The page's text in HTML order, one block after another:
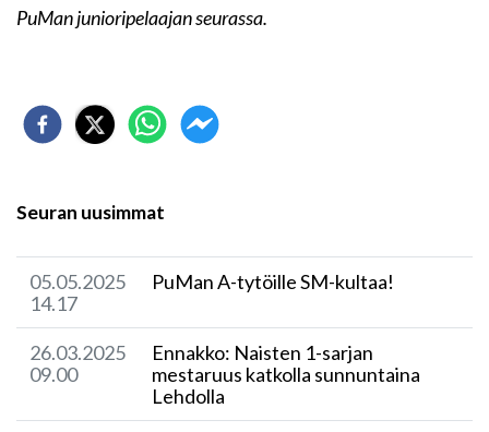
PuMan junioripelaajan seurassa.
Seuran uusimmat
05.05.2025
14.17
​PuMan A-tytöille SM-kultaa!
26.03.2025
09.00
Ennakko: Naisten 1-sarjan
mestaruus katkolla sunnuntaina
Lehdolla